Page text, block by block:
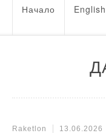
Начало English
Raketlon 13.06.2026